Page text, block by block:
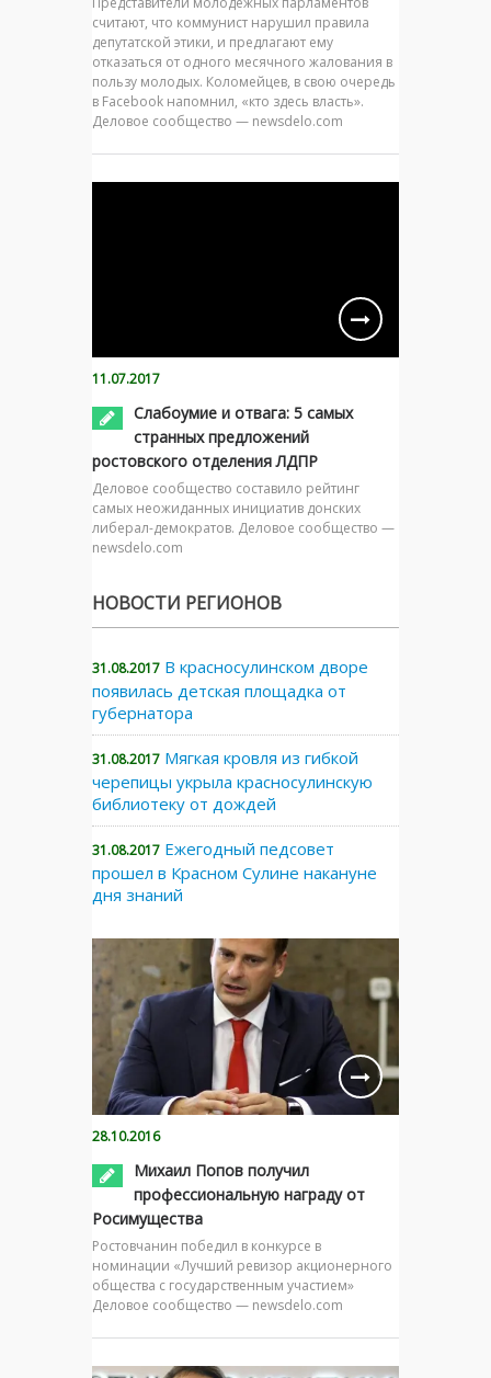
считают, что коммунист нарушил правила
депутатской этики, и предлагают ему
отказаться от одного месячного жалования в
пользу молодых. Коломейцев, в свою очередь
в Facebook напомнил, «кто здесь власть».
Деловое сообщество — newsdelo.com
11.07.2017
Слабоумие и отвага: 5 самых
странных предложений
ростовского отделения ЛДПР
Деловое сообщество составило рейтинг
самых неожиданных инициатив донских
либерал-демократов. Деловое сообщество —
newsdelo.com
НОВОСТИ РЕГИОНОВ
31.08.2017 В красносулинском дворе
появилась детская площадка от
губернатора
31.08.2017 Мягкая кровля из гибкой
черепицы укрыла красносулинскую
библиотеку от дождей
31.08.2017 Ежегодный педсовет
прошел в Красном Сулине накануне
дня знаний
28.10.2016
Михаил Попов получил
профессиональную награду от
Росимущества
Ростовчанин победил в конкурсе в
номинации «Лучший ревизор акционерного
общества с государственным участием»
Деловое сообщество — newsdelo.com